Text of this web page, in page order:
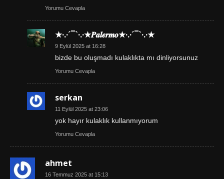
Yorumu Cevapla
★·.·´¯`·.·★𝑷𝒂𝒍𝒆𝒓𝒎𝒐★·.·´¯`·.·★
9 Eylül 2025 at 16:28
bizde bu oluşmadı kulaklıkta mı dinliyorsunuz
Yorumu Cevapla
serkan
11 Eylül 2025 at 23:06
yok hayır kulaklık kullanmıyorum
Yorumu Cevapla
ahmet
16 Temmuz 2025 at 15:13